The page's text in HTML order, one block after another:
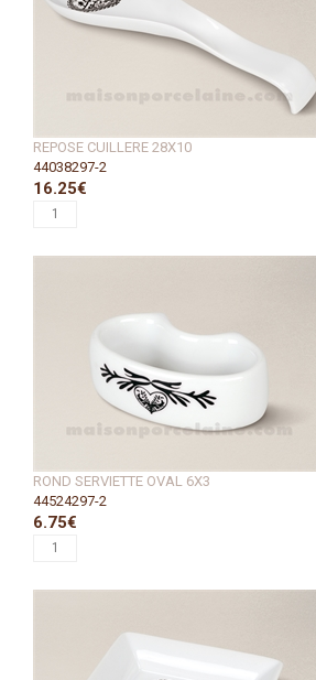
REPOSE CUILLERE 28X10
44038297-2
16.25€
ROND SERVIETTE OVAL 6X3
44524297-2
6.75€